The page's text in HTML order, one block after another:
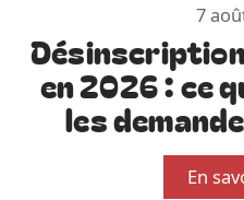
7
en 2026 : ce
les
En